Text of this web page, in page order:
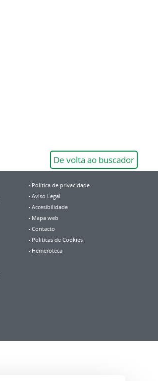
De volta ao buscador
Política de privacidade
Aviso Legal
Accesibilidade
Mapa web
Contacto
Politicas de Cookies
Hemeroteca